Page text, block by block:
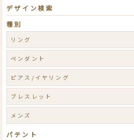
デザイン検索
種別
リング
ペンダント
ピアス/イヤリング
ブレスレット
メンズ
パテント